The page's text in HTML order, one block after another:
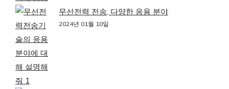
무선전력 전송, 다양한 응용 분야
2024년 01월 10일